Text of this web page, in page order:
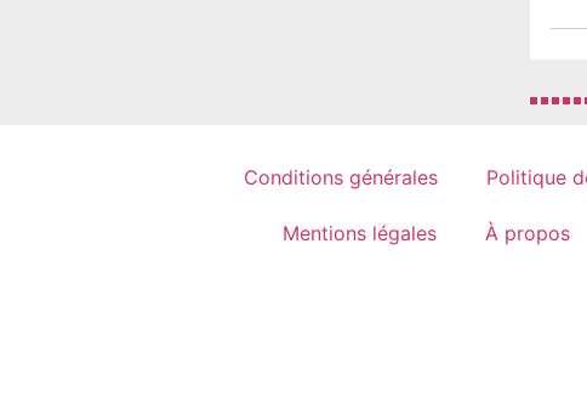
Conditions générales Politique
Mentions légales À propos